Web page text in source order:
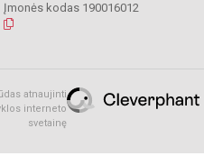
Įmonės kodas 190016012
atnaujinti
interneto
svetainę